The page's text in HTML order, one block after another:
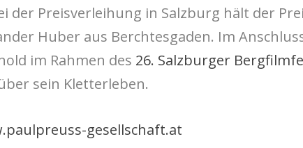
der Preisverleihung in Salzburg hält der
Huber aus Berchtesgaden. Im
im Rahmen des 26. Salzburger
sein Kletterleben.
gesellschaft.at